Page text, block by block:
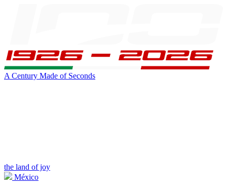
A Century Made of Seconds
the land of joy
México